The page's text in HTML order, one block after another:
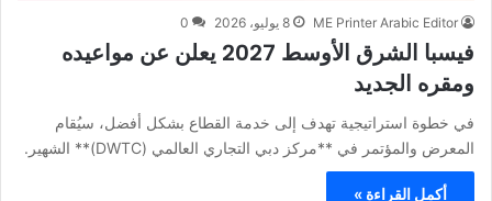
ME Printer Arabic Editor 8 يوليو، 2026 0
فيسبا الشرق الأوسط 2027 يعلن عن مواعيده
ومقره الجديد
في خطوة استراتيجية تهدف إلى خدمة القطاع بشكل أفضل، سيُقام
المعرض والمؤتمر في **مركز دبي التجاري العالمي (DWTC)** الشهير.
أكمل القراءة »